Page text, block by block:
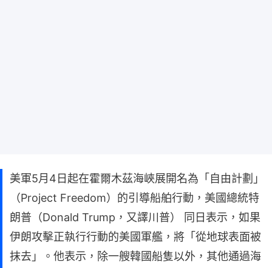
美軍5月4日起在霍爾木茲海峽展開名為「自由計劃」
（Project Freedom）的引導船舶行動，美國總統特
朗普（Donald Trump，又譯川普） 同日表示，如果
伊朗攻擊正執行行動的美國軍艦，將「從地球表面被
抹去」。他表示，除一艘韓國船隻以外，其他通過海